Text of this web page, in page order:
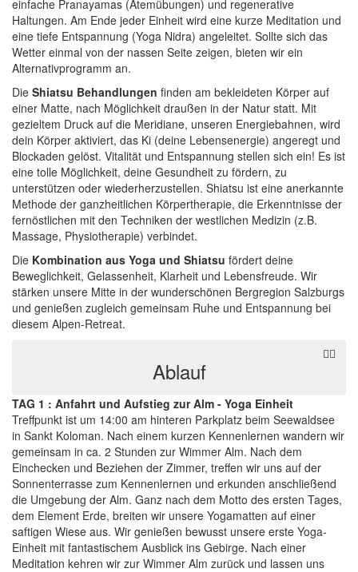
einfache Pranayamas (Atemübungen) und regenerative
Haltungen. Am Ende jeder Einheit wird eine kurze Meditation und
eine tiefe Entspannung (Yoga Nidra) angeleitet. Sollte sich das
Wetter einmal von der nassen Seite zeigen, bieten wir ein
Alternativprogramm an.
Die Shiatsu Behandlungen finden am bekleideten Körper auf
einer Matte, nach Möglichkeit draußen in der Natur statt. Mit
gezieltem Druck auf die Meridiane, unseren Energiebahnen, wird
dein Körper aktiviert, das Ki (deine Lebensenergie) angeregt und
Blockaden gelöst. Vitalität und Entspannung stellen sich ein! Es ist
eine tolle Möglichkeit, deine Gesundheit zu fördern, zu
unterstützen oder wiederherzustellen. Shiatsu ist eine anerkannte
Methode der ganzheitlichen Körpertherapie, die Erkenntnisse der
fernöstlichen mit den Techniken der westlichen Medizin (z.B.
Massage, Physiotherapie) verbindet.
Die Kombination aus Yoga und Shiatsu fördert deine
Beweglichkeit, Gelassenheit, Klarheit und Lebensfreude. Wir
stärken unsere Mitte in der wunderschönen Bergregion Salzburgs
und genießen zugleich gemeinsam Ruhe und Entspannung bei
diesem Alpen-Retreat.
Ablauf
TAG 1 : Anfahrt und Aufstieg zur Alm - Yoga Einheit
Treffpunkt ist um 14:00 am hinteren Parkplatz beim Seewaldsee
in Sankt Koloman. Nach einem kurzen Kennenlernen wandern wir
gemeinsam in ca. 2 Stunden zur Wimmer Alm. Nach dem
Einchecken und Beziehen der Zimmer, treffen wir uns auf der
Sonnenterrasse zum Kennenlernen und erkunden anschließend
die Umgebung der Alm. Ganz nach dem Motto des ersten Tages,
dem Element Erde, breiten wir unsere Yogamatten auf einer
saftigen Wiese aus. Wir genießen bewusst unsere erste Yoga-
Einheit mit fantastischem Ausblick ins Gebirge. Nach einer
Meditation kehren wir zur Wimmer Alm zurück und lassen uns